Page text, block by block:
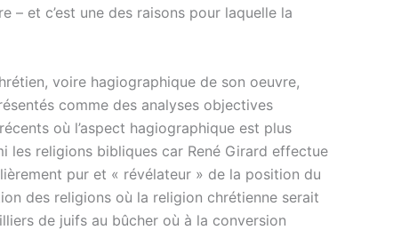
– et c’est une des raisons pour laquelle la
voire hagiographique de son oeuvre,
comme des analyses objectives
où l’aspect hagiographique est plus
les religions bibliques car René Girard effectue
pur et « révélateur » de la position du
des religions où la religion chrétienne serait
de juifs au bûcher où à la conversion